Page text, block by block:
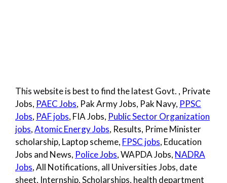
This website is best to find the latest Govt. , Private
Jobs, PAEC Jobs, Pak Army Jobs, Pak Navy, PPSC
Jobs, PAF jobs, FIA Jobs, Public Sector Organization
jobs,Atomic Energy Jobs, Results, Prime Minister
scholarship, Laptop scheme, FPSC jobs, Education
Jobs and News, Police Jobs, WAPDA Jobs, NADRA
Jobs, All Notifications, all Universities Jobs, date
sheet, Internship, Scholarships, health department